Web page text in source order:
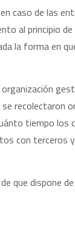
caso de las
al principio de
la forma en
recolectaron
tiempo los
con terceros
que dispone